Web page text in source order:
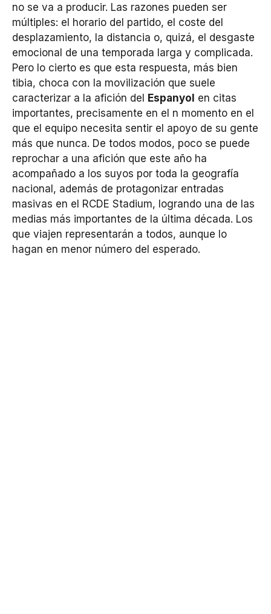
no se va a producir. Las razones pueden ser
múltiples: el horario del partido, el coste del
desplazamiento, la distancia o, quizá, el desgaste
emocional de una temporada larga y complicada.
Pero lo cierto es que esta respuesta, más bien
tibia, choca con la movilización que suele
caracterizar a la afición del Espanyol en citas
importantes, precisamente en el n momento en el
que el equipo necesita sentir el apoyo de su gente
más que nunca. De todos modos, poco se puede
reprochar a una afición que este año ha
acompañado a los suyos por toda la geografía
nacional, además de protagonizar entradas
masivas en el RCDE Stadium, logrando una de las
medias más importantes de la última década. Los
que viajen representarán a todos, aunque lo
hagan en menor número del esperado.